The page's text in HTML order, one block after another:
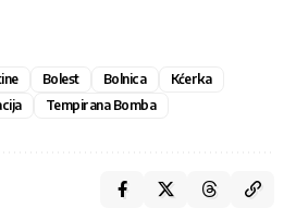
Bolest Bolnica
Kćerka
Tempirana Bomba